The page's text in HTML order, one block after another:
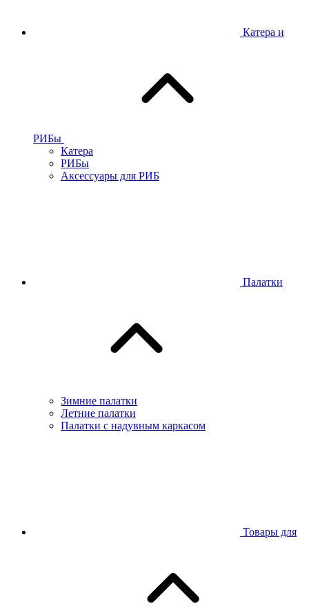
Катера и
РИБы
Катера
РИБы
Аксессуары для РИБ
Палатки
Зимние палатки
Летние палатки
Палатки с надувным каркасом
Товары для